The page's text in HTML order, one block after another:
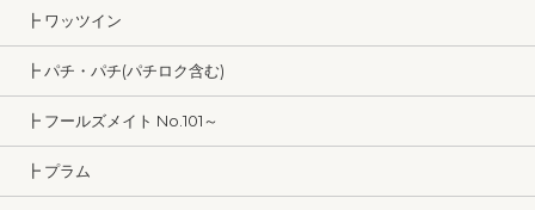
┣ ワッツイン
┣ パチ・パチ(パチロク含む)
┣ フールズメイト No.101～
┣ プラム